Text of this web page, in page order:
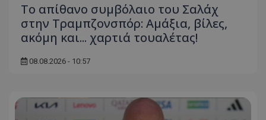
Το απίθανο συμβόλαιο του Σαλάχ
στην Τραμπζονσπόρ: Αμάξια, βίλες,
ακόμη και... χαρτιά τουαλέτας!
08.08.2026 - 10:57